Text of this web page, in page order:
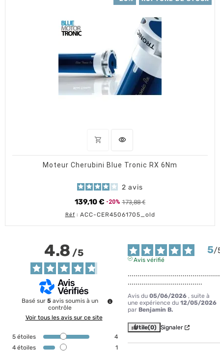
shopping_cart OUT OF STOCK
visibility
Moteur Cherubini Blue Tronic RX 6Nm
2 avis
139,10 € Prix de base
-20% 173,88 €
Prix
Réf : ACC-CER45061705_old
4.8/5
Basé sur5 avis soumis à un
contrôle
Voir tous les avis sur ce site
5 étoiles
4
4 étoiles
1
5/
Avis vérifié
...............................................
......................................
Avis du 05/06/2026 , suite à
une expérience du 12/05/2026
par Benjamin B.
Utile(0) Signaler